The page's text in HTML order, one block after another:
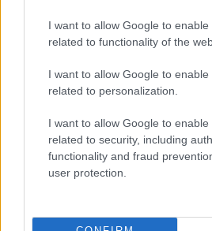
I want to allow Google to enable
related to functionality of the
I want to allow Google to enable
related to personalization.
I want to allow Google to enable
related to security, including
functionality and fraud
user protection.
Ripensare le tecnologie
donatori
Martina Marchesi · 10 Lug 2026